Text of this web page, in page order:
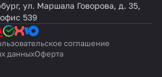
ул. Маршала Говорова, д. 35,
539
соглашение
данныхОферта